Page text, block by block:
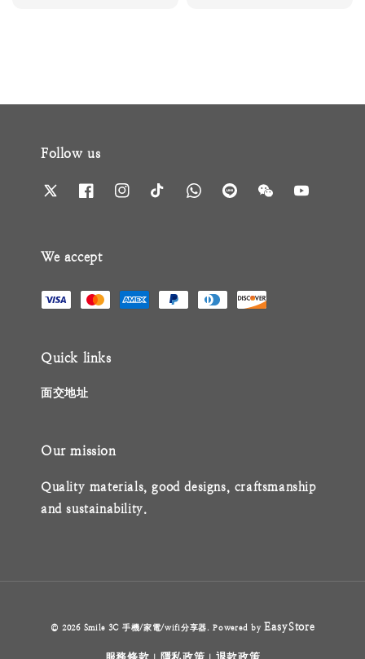
Follow us
We accept
Quick links
面交地址
Our mission
Quality materials, good designs, craftsmanship
and sustainability.
© 2026 Smile 3C 手機/家電/wifi分享器. Powered by EasyStore